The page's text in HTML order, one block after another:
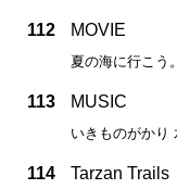
112 MOVIE
夏の海に行こう。
113 MUSIC
いきものがかり
114 Tarzan Trails